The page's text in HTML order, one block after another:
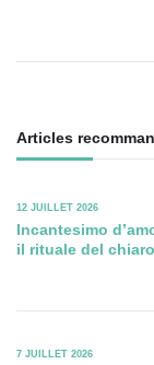
Articles
12 JUILLET 2026
Incantesimo
il rituale del
7 JUILLET 2026